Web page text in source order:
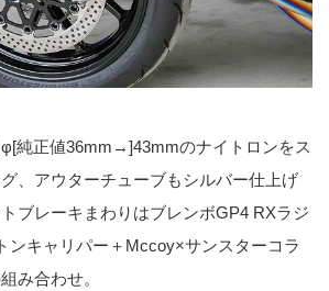
純正値36mm→]43mmのナイトロンをス
、アウターチューブもシルバー仕上げ
ブレーキまわりはブレンボGP4 RXラジ
ンキャリパー＋Mccoy×サンスターコラ
み合わせ。